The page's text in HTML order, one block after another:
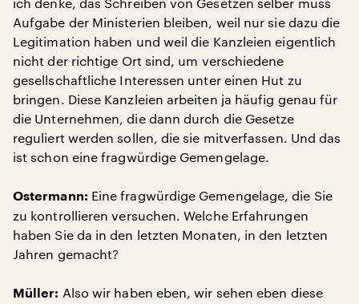
Aufgabe der Ministerien bleiben, weil nur sie dazu die
Legitimation haben und weil die Kanzleien eigentlich
nicht der richtige Ort sind, um verschiedene
gesellschaftliche Interessen unter einen Hut zu
bringen. Diese Kanzleien arbeiten ja häufig genau für
die Unternehmen, die dann durch die Gesetze
reguliert werden sollen, die sie mitverfassen. Und das
ist schon eine fragwürdige Gemengelage.
Ostermann: Eine fragwürdige Gemengelage, die Sie
zu kontrollieren versuchen. Welche Erfahrungen
haben Sie da in den letzten Monaten, in den letzten
Jahren gemacht?
Müller: Also wir haben eben, wir sehen eben diese